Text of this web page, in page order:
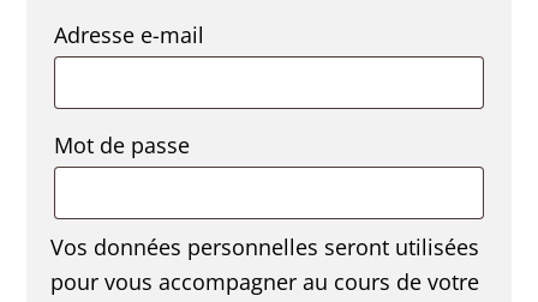
Adresse e-mail
Mot de passe
Vos données personnelles seront utilisées
pour vous accompagner au cours de votre